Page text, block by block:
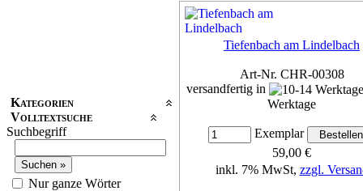
Kategorien
Volltextsuche
Suchbegriff
Nur ganze Wörter
Tiefenbach am Lindelbach
Art-Nr. CHR-00308
versandfertig in
Werktage
Exemplar
59,00 €
inkl. 7% MwSt, zzgl.